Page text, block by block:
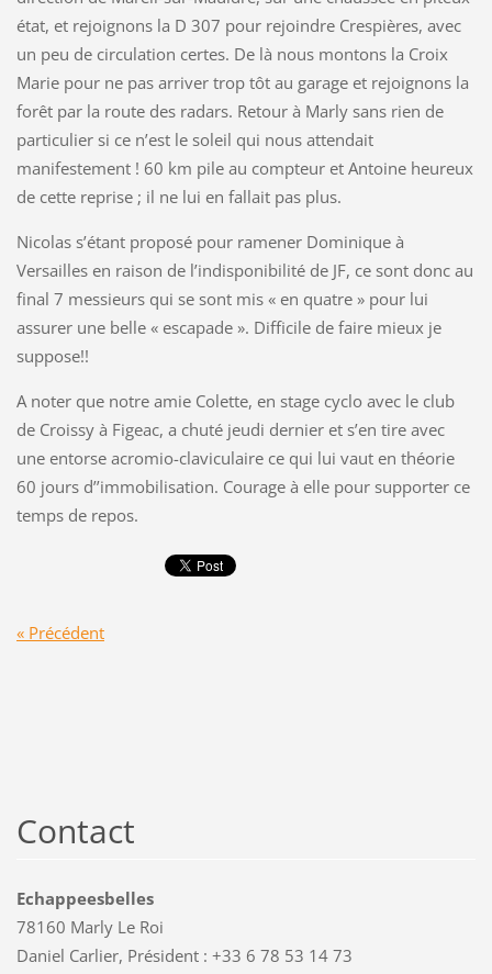
état, et rejoignons la D 307 pour rejoindre Crespières, avec
un peu de circulation certes. De là nous montons la Croix
Marie pour ne pas arriver trop tôt au garage et rejoignons la
forêt par la route des radars. Retour à Marly sans rien de
particulier si ce n’est le soleil qui nous attendait
manifestement ! 60 km pile au compteur et Antoine heureux
de cette reprise ; il ne lui en fallait pas plus.
Nicolas s’étant proposé pour ramener Dominique à
Versailles en raison de l’indisponibilité de JF, ce sont donc au
final 7 messieurs qui se sont mis « en quatre » pour lui
assurer une belle « escapade ». Difficile de faire mieux je
suppose!!
A noter que notre amie Colette, en stage cyclo avec le club
de Croissy à Figeac, a chuté jeudi dernier et s’en tire avec
une entorse acromio-claviculaire ce qui lui vaut en théorie
60 jours d’’immobilisation. Courage à elle pour supporter ce
temps de repos.
« Précédent
Contact
Echappeesbelles
78160 Marly Le Roi
Daniel Carlier, Président : +33 6 78 53 14 73